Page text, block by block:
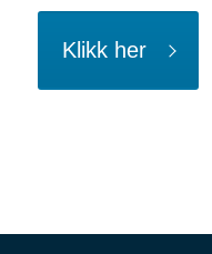
Klikk her